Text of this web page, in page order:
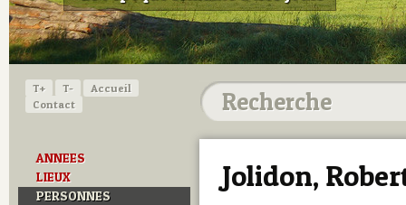
T+ T-
Accueil
Contact
ANNEES
LIEUX
PERSONNES
Jolidon,